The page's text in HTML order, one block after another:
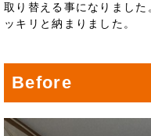
取り替える事になりまし
ッキリと納まりました。
Before